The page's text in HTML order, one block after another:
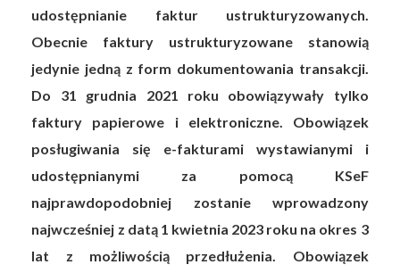
udostępnianie faktur ustrukturyzowanych.
Obecnie faktury ustrukturyzowane stanowią
jedynie jedną z form dokumentowania transakcji.
Do 31 grudnia 2021 roku obowiązywały tylko
faktury papierowe i elektroniczne. Obowiązek
posługiwania się e-fakturami wystawianymi i
udostępnianymi za pomocą KSeF
najprawdopodobniej zostanie wprowadzony
najwcześniej z datą 1 kwietnia 2023 roku na okres 3
lat z możliwością przedłużenia. Obowiązek